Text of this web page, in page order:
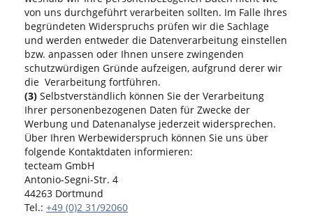
von uns durchgeführt verarbeiten sollten. Im Falle Ihres
begründeten Widerspruchs prüfen wir die Sachlage
und werden entweder die Datenverarbeitung einstellen
bzw. anpassen oder Ihnen unsere zwingenden
schutzwürdigen Gründe aufzeigen, aufgrund derer wir
die Verarbeitung fortführen.
(3) Selbstverständlich können Sie der Verarbeitung
Ihrer personenbezogenen Daten für Zwecke der
Werbung und Datenanalyse jederzeit widersprechen.
Über Ihren Werbewiderspruch können Sie uns über
folgende Kontaktdaten informieren:
tecteam GmbH
Antonio-Segni-Str. 4
44263 Dortmund
Tel.: +49 (0)2 31/92060